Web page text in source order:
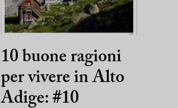
10 buone ragioni
per vivere in Alto
Adige: #10